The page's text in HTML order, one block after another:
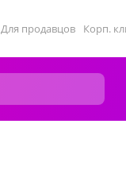
Для продавцов Корп.